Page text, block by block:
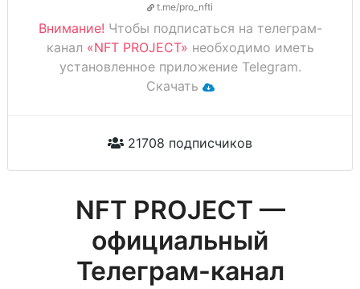
t.me/pro_nfti
Внимание! Чтобы подписаться на телеграм-
канал «NFT PROJECT» необходимо иметь
установленное приложение Telegram.
Скачать
21708 подписчиков
NFT PROJECT —
официальный
Телеграм-канал